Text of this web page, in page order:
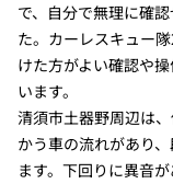
で、自分で無理に確
た。カーレスキュー
けた方がよい確認や
います。
清須市土器野周辺は
かう車の流れがあり
ます。下回りに異音